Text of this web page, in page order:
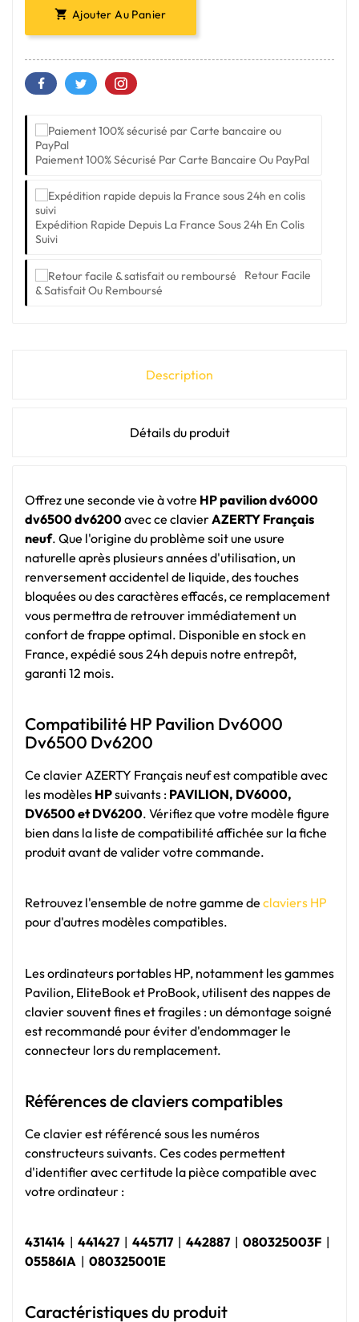
 Ajouter Au Panier
Paiement 100% Sécurisé Par Carte Bancaire Ou PayPal
Expédition Rapide Depuis La France Sous 24h En Colis
Suivi
Retour Facile
& Satisfait Ou Remboursé
Description
Détails du produit
Offrez une seconde vie à votre HP pavilion dv6000
dv6500 dv6200avec ce clavierAZERTY Français
neuf. Que l'origine du problème soit une usure
naturelle après plusieurs années d'utilisation, un
renversement accidentel de liquide, des touches
bloquées ou des caractères effacés, ce remplacement
vous permettra de retrouver immédiatement un
confort de frappe optimal. Disponible en stock en
France, expédié sous 24h depuis notre entrepôt,
garanti 12 mois.
Compatibilité HP Pavilion Dv6000
Dv6500 Dv6200
Ce clavier AZERTY Français neuf est compatible avec
les modèles HPsuivants : PAVILION, DV6000,
DV6500 et DV6200. Vérifiez que votre modèle figure
bien dans la liste de compatibilité affichée sur la fiche
produit avant de valider votre commande.
Retrouvez l'ensemble de notre gamme de claviers HP
pour d'autres modèles compatibles.
Les ordinateurs portables HP, notamment les gammes
Pavilion, EliteBook et ProBook, utilisent des nappes de
clavier souvent fines et fragiles : un démontage soigné
est recommandé pour éviter d'endommager le
connecteur lors du remplacement.
Références de claviers compatibles
Ce clavier est référencé sous les numéros
constructeurs suivants. Ces codes permettent
d'identifier avec certitude la pièce compatible avec
votre ordinateur :
431414 | 441427| 445717| 442887| 080325003F |
05586IA | 080325001E
Caractéristiques du produit